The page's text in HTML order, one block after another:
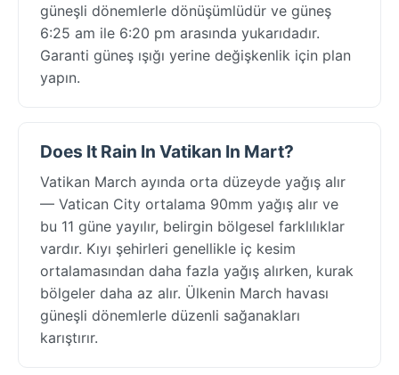
güneşli dönemlerle dönüşümlüdür ve güneş
6:25 am ile 6:20 pm arasında yukarıdadır.
Garanti güneş ışığı yerine değişkenlik için plan
yapın.
Does It Rain In Vatikan In Mart?
Vatikan March ayında orta düzeyde yağış alır
— Vatican City ortalama 90mm yağış alır ve
bu 11 güne yayılır, belirgin bölgesel farklılıklar
vardır. Kıyı şehirleri genellikle iç kesim
ortalamasından daha fazla yağış alırken, kurak
bölgeler daha az alır. Ülkenin March havası
güneşli dönemlerle düzenli sağanakları
karıştırır.